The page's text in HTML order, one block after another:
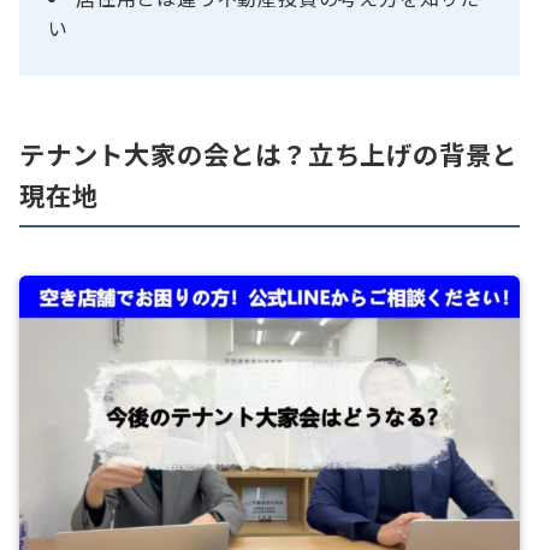
い
テナント大家の会とは？立ち上げの背景と
現在地